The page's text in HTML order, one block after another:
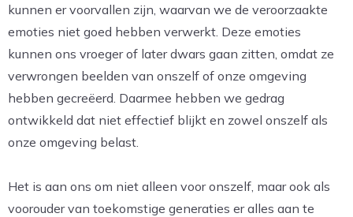
kunnen er voorvallen zijn, waarvan we de veroorzaakte
emoties niet goed hebben verwerkt. Deze emoties
kunnen ons vroeger of later dwars gaan zitten, omdat ze
verwrongen beelden van onszelf of onze omgeving
hebben gecreëerd. Daarmee hebben we gedrag
ontwikkeld dat niet effectief blijkt en zowel onszelf als
onze omgeving belast.
Het is aan ons om niet alleen voor onszelf, maar ook als
voorouder van toekomstige generaties er alles aan te